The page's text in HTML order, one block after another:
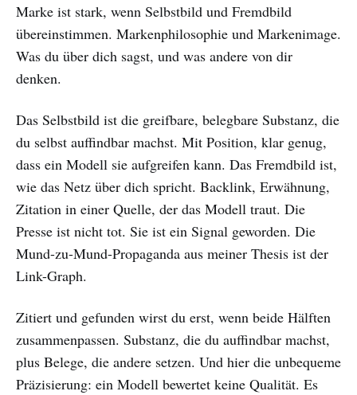
Marke ist stark, wenn Selbstbild und Fremdbild
übereinstimmen. Markenphilosophie und Markenimage.
Was du über dich sagst, und was andere von dir
denken.
Das Selbstbild ist die greifbare, belegbare Substanz, die
du selbst auffindbar machst. Mit Position, klar genug,
dass ein Modell sie aufgreifen kann. Das Fremdbild ist,
wie das Netz über dich spricht. Backlink, Erwähnung,
Zitation in einer Quelle, der das Modell traut. Die
Presse ist nicht tot. Sie ist ein Signal geworden. Die
Mund-zu-Mund-Propaganda aus meiner Thesis ist der
Link-Graph.
Zitiert und gefunden wirst du erst, wenn beide Hälften
zusammenpassen. Substanz, die du auffindbar machst,
plus Belege, die andere setzen. Und hier die unbequeme
Präzisierung: ein Modell bewertet keine Qualität. Es